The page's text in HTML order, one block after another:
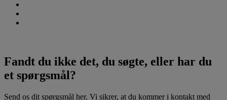
Fandt du ikke det, du søgte, eller har du
et spørgsmål?
Send os dit spørgsmål her. Vi sikrer, at du kommer i kontakt med